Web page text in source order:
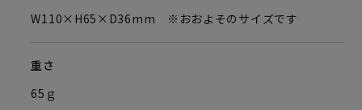
W110×H65×D36mm ※おおよそのサイズです
重さ
65ｇ